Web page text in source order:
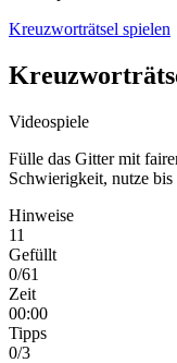
Kreuzworträtsel spielen
Videospiele
Fülle das Gitter mit
Schwierigkeit, nutze bis
Hinweise
11
Gefüllt
0/61
Zeit
00:00
Tipps
0/3